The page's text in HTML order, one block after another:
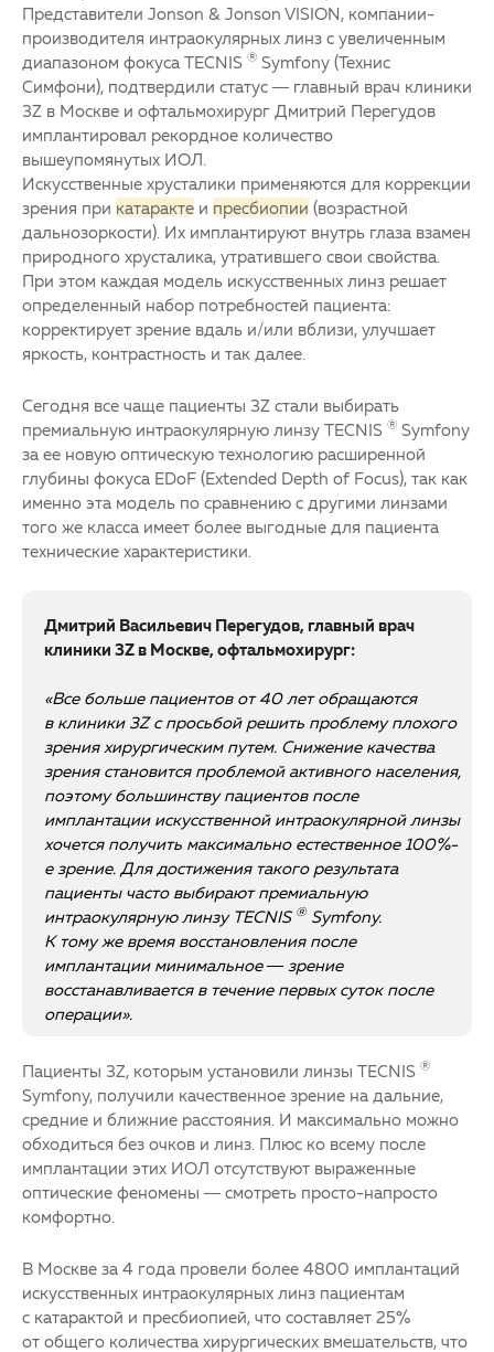
Представители Jonson & Jonson VISION, компании-
производителя интраокулярных линз с увеличенным
диапазоном фокуса TECNIS ® Symfony (Технис
Симфони), подтвердили статус — главный врач клиники
3Z в Москве и офтальмохирург Дмитрий Перегудов
имплантировал рекордное количество
вышеупомянутых ИОЛ.
Искусственные хрусталики применяются для коррекции
зрения при катаракте и пресбиопии (возрастной
дальнозоркости). Их имплантируют внутрь глаза взамен
природного хрусталика, утратившего свои свойства.
При этом каждая модель искусственных линз решает
определенный набор потребностей пациента:
корректирует зрение вдаль и/или вблизи, улучшает
яркость, контрастность и так далее.
Сегодня все чаще пациенты 3Z стали выбирать
премиальную интраокулярную линзу TECNIS ® Symfony
за ее новую оптическую технологию расширенной
глубины фокуса EDoF (Extended Depth of Focus), так как
именно эта модель по сравнению с другими линзами
того же класса имеет более выгодные для пациента
технические характеристики.
Дмитрий Васильевич Перегудов, главный врач
клиники 3Z в Москве, офтальмохирург:
«Все больше пациентов от 40 лет обращаются
в клиники 3Z с просьбой решить проблему плохого
зрения хирургическим путем. Снижение качества
зрения становится проблемой активного населения,
поэтому большинству пациентов после
имплантации искусственной интраокулярной линзы
хочется получить максимально естественное 100%-
е зрение. Для достижения такого результата
пациенты часто выбирают премиальную
интраокулярную линзу TECNIS ® Symfony.
К тому же время восстановления после
имплантации минимальное — зрение
восстанавливается в течение первых суток после
операции».
Пациенты 3Z, которым установили линзы TECNIS ®
Symfony, получили качественное зрение на дальние,
средние и ближние расстояния. И максимально можно
обходиться без очков и линз. Плюс ко всему после
имплантации этих ИОЛ отсутствуют выраженные
оптические феномены — смотреть просто-напросто
комфортно.
В Москве за 4 года провели более 4800 имплантаций
искусственных интраокулярных линз пациентам
с катарактой и пресбиопией, что составляет 25%
от общего количества хирургических вмешательств, что